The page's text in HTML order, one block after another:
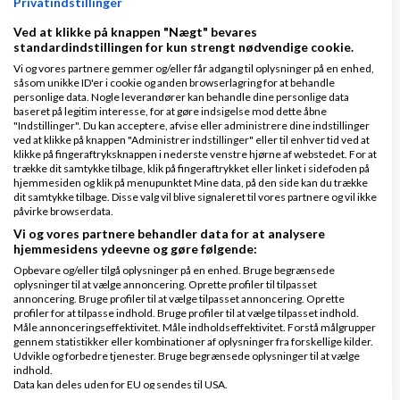
ondt i øjnene og føles uskarpt... Forstår at du synes
det er umuligt at gøre alle tilfredse og det er det
selvfølgelig, men en skrift som er ubehagelig for
øjnene er ikke smart.
Det er et problem at der skal surfes lidt rundt for at
finde jeres hovedprodukter.
Ellers er designet flot, åbent og lækkert. Kan godt
lide farvevalgene og Prestshop temaet.
MVH
Lars, Silvo.dk
Svar
Ved at klikke på knappen "Nægt" bevares
standardindstillingen for kun strengt nødvendige cookie.
Vi og vores partnere gemmer og/eller får adgang til oplysninger på en enhed,
såsom unikke ID'er i cookie og anden browserlagring for at behandle
personlige data. Nogle leverandører kan behandle dine personlige data
baseret på legitim interesse, for at gøre indsigelse mod dette åbne
"Indstillinger". Du kan acceptere, afvise eller administrere dine indstillinger
ved at klikke på knappen "Administrer indstillinger" eller til enhver tid ved at
klikke på fingeraftryksknappen i nederste venstre hjørne af webstedet. For at
trække dit samtykke tilbage, klik på fingeraftrykket eller linket i sidefoden på
hjemmesiden og klik på menupunktet Mine data, på den side kan du trække
dit samtykke tilbage. Disse valg vil blive signaleret til vores partnere og vil ikke
påvirke browserdata.
Vi og vores partnere behandler data for at analysere
hjemmesidens ydeevne og gøre følgende:
Opbevare og/eller tilgå oplysninger på en enhed. Bruge begrænsede
oplysninger til at vælge annoncering. Oprette profiler til tilpasset
annoncering. Bruge profiler til at vælge tilpasset annoncering. Oprette
profiler for at tilpasse indhold. Bruge profiler til at vælge tilpasset indhold.
Måle annonceringseffektivitet. Måle indholdseffektivitet. Forstå målgrupper
gennem statistikker eller kombinationer af oplysninger fra forskellige kilder.
Udvikle og forbedre tjenester. Bruge begrænsede oplysninger til at vælge
indhold.
Data kan deles uden for EU og sendes til USA.